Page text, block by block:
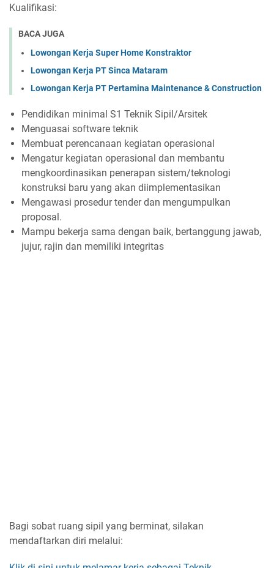
Kualifikasi:
BACA JUGA
Lowongan Kerja Super Home Konstraktor
Lowongan Kerja PT Sinca Mataram
Lowongan Kerja PT Pertamina Maintenance & Construction
Pendidikan minimal S1 Teknik Sipil/Arsitek
Menguasai software teknik
Membuat perencanaan kegiatan operasional
Mengatur kegiatan operasional dan membantu
mengkoordinasikan penerapan sistem/teknologi
konstruksi baru yang akan diimplementasikan
Mengawasi prosedur tender dan mengumpulkan
proposal.
Mampu bekerja sama dengan baik, bertanggung jawab,
jujur, rajin dan memiliki integritas
Bagi sobat ruang sipil yang berminat, silakan
mendaftarkan diri melalui: